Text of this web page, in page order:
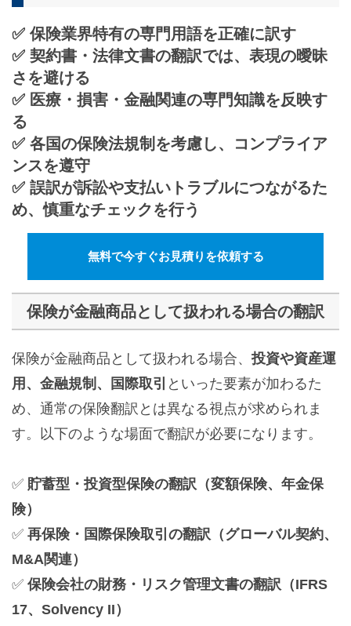
✅ 保険業界特有の専門用語を正確に訳す
✅ 契約書・法律文書の翻訳では、表現の曖昧
さを避ける
✅ 医療・損害・金融関連の専門知識を反映す
る
✅ 各国の保険法規制を考慮し、コンプライア
ンスを遵守
✅ 誤訳が訴訟や支払いトラブルにつながるた
め、慎重なチェックを行う
無料で今すぐお見積りを依頼する
保険が金融商品として扱われる場合の翻訳
保険が金融商品として扱われる場合、 投資や資産運
用、金融規制、国際取引 といった要素が加わるた
め、通常の保険翻訳とは異なる視点が求められま
す。以下のような場面で翻訳が必要になります。
✅ 貯蓄型・投資型保険の翻訳（変額保険、年金保
険）
✅ 再保険・国際保険取引の翻訳（グローバル契約、
M&A関連）
✅ 保険会社の財務・リスク管理文書の翻訳（IFRS
17、Solvency II）